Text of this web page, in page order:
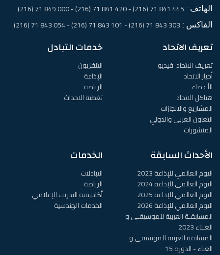
الهاتف : 445 841 71 (216) - 420 841 71 (216) - 000 849 71 (216)
الفاكس : 303 843 71 (216) - 101 843 71 (216) - 054 843 71 (216)
تعريف الاتحاد
تعريف الاتحاد-فيديو
أخبار الاتحاد
الأعضاء
هياكل الاتحاد
المشاريع والانجازات
التعاون العربي والدولي
المنشورات
خدمات التبادل
التلفزيون
الإذاعة
الرياضة
تغطية الاحداث
الأحداث السابقة
اليوم العالمي للإذاعة 2023
اليوم العالمي للإذاعة 2024
اليوم العالمي للإذاعة 2025
اليوم العالمي للإذاعة 2026
المسابقـة العربية للموسيقـى و
الغـناء 2023
المسابقة العربية للموسيقى و
الغناء - الدورة 15
الخدمات
التبادلات
الرياضة
أكاديمية التدريب الإعلامي
الخدمات الهندسية